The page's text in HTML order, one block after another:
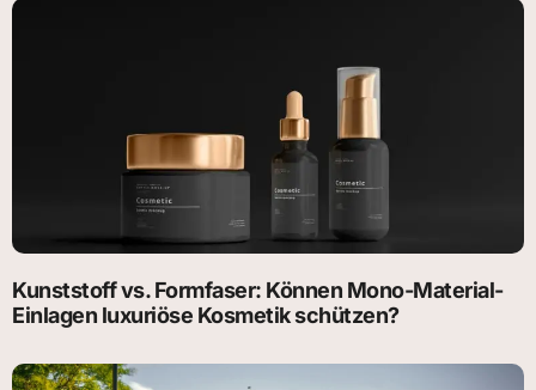
Kunststoff vs. Formfaser: Können Mono-Material-
Einlagen luxuriöse Kosmetik schützen?